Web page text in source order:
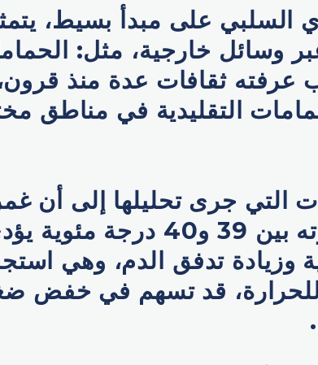
السلبي على مبدأ بسيط،
وسائل خارجية، مثل:
عرفته ثقافات عدة منذ
التقليدية في مناطق
التي جرى تحليلها إلى أن
في ماء تتراوح حرارته بين 39 و40
وزيادة تدفق الدم، وهي
للحرارة، قد تسهم في خفض